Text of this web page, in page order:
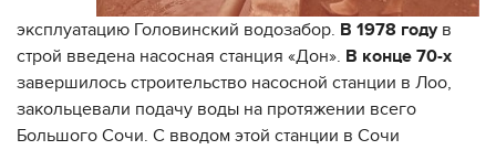
эксплуатацию Головинский водозабор. В 1978 годув
строй введена насосная станция «Дон». В конце 70-х
завершилось строительство насосной станции в Лоо,
закольцевали подачу воды на протяжении всего
Большого Сочи. С вводом этой станции в Сочи